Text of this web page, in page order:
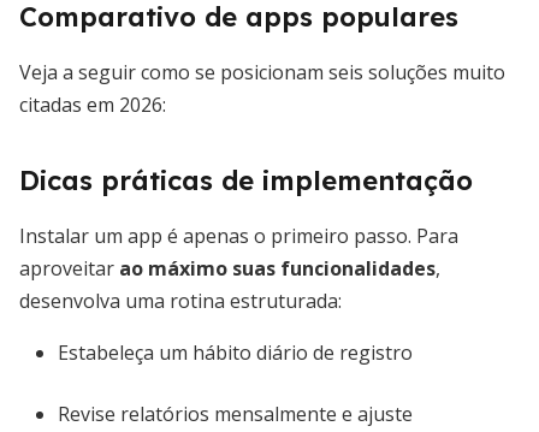
Comparativo de apps populares
Veja a seguir como se posicionam seis soluções muito
citadas em 2026:
Dicas práticas de implementação
Instalar um app é apenas o primeiro passo. Para
aproveitar ao máximo suas funcionalidades,
desenvolva uma rotina estruturada:
Estabeleça um hábito diário de registro
Revise relatórios mensalmente e ajuste